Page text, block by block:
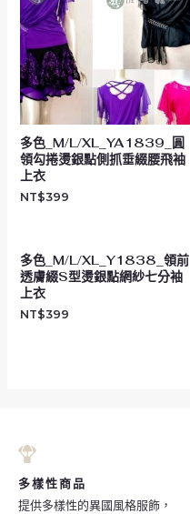
多色_M/L/XL_YA1839_圓
領勾捲燙銀點側抓垂綴腰飛袖
上衣
NT$399
多色_M/L/XL_Y1838_領前
透膚綴S型燙銀點網紗七分袖
上衣
NT$399
多樣性商品
提供多樣性的異國風格服飾，